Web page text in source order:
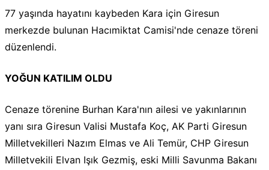
77 yaşında hayatını kaybeden Kara için Giresun
merkezde bulunan Hacımiktat Camisi'nde cenaze töreni
düzenlendi.
YOĞUN KATILIM OLDU
Cenaze törenine Burhan Kara'nın ailesi ve yakınlarının
yanı sıra Giresun Valisi Mustafa Koç, AK Parti Giresun
Milletvekilleri Nazım Elmas ve Ali Temür, CHP Giresun
Milletvekili Elvan Işık Gezmiş, eski Milli Savunma Bakanı